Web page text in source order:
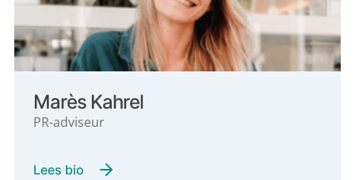
Marès Kahrel
PR-adviseur
Lees bio